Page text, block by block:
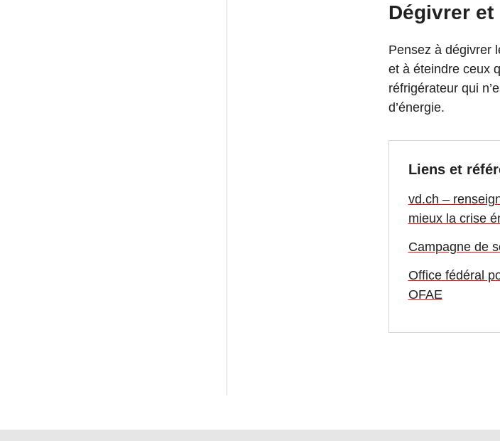
Dégivrer
Pensez à dégivrer
et à éteindre ceux
réfrigérateur qui
d’énergie.
Liens et
vd.ch –
mieux la crise
Campagne de
Office fédéral
OFAE